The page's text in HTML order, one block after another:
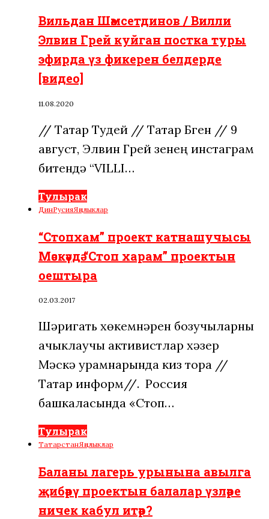
Вильдан Шәмсетдинов / Вилли
Элвин Грей куйган постка туры
эфирда үз фикерен белдерде
[видео]
11.08.2020
// Татар Тудей // Татар Бүген // 9
август, Элвин Грей үзенең инстаграм
битендә “VILLI…
Тулырак
ДинРусияЯңалыклар
“Стопхам” проект катнашучысы
Мәскәүдә “Стоп харам” проектын
оештыра
02.03.2017
Шәригать хөкемнәрен бозучыларны
ачыклаучы активистлар хәзер
Мәскәү урамнарында кизү тора //
Татар информ//. Россия
башкаласында «Стоп…
Тулырак
ТатарстанЯңалыклар
Баланы лагерь урынына авылга
җибәрү проектын балалар үзләре
ничек кабул итәр?